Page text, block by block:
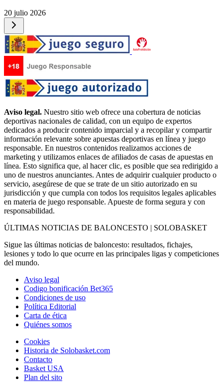
20 julio 2026
Aviso legal. Nuestro sitio web ofrece una cobertura de noticias
deportivas nacionales de calidad, con un equipo de expertos
dedicados a producir contenido imparcial y a recopilar y compartir
información relevante sobre apuestas deportivas en línea y juego
responsable. En nuestros contenidos realizamos acciones de
marketing y utilizamos enlaces de afiliados de casas de apuestas en
línea. Esto significa que, al hacer clic, es posible que sea redirigido a
uno de nuestros anunciantes. Antes de adquirir cualquier producto o
servicio, asegúrese de que se trate de un sitio autorizado en su
jurisdicción y que cumpla con todos los requisitos legales aplicables
en materia de juego responsable. Apueste de forma segura y con
responsabilidad.
ÚLTIMAS NOTICIAS DE BALONCESTO | SOLOBASKET
Sigue las últimas noticias de baloncesto: resultados, fichajes,
lesiones y todo lo que ocurre en las principales ligas y competiciones
del mundo.
Aviso legal
Codigo bonificación Bet365
Condiciones de uso
Política Editorial
Carta de ética
Quiénes somos
Cookies
Historia de Solobasket.com
Contacto
Basket USA
Plan del sito